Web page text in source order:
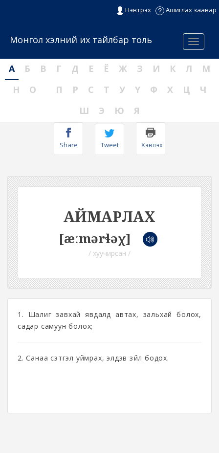
Нэвтрэх Ашиглах заавар
Menu
Монгол хэлний их тайлбар толь
А Б В Г Д Е Ё Ж З И К Л
М
Н
О П Р С Т У Ү Ф Х Ц
Ч
Ш
Э Ю Я
Share Tweet Хэвлэх
АЙМАРЛАХ
[æːmərɬəχ]
/ хуучирсан /
1. Шалиг завхай явдалд автах, зальхай болох,
садар самуун болох;
2. Санаа сэтгэл уймрах, элдэв зүйл бодох.